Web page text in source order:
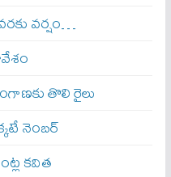
వర్షం…
తొలి రైలు
నెంబ‌ర్‌
కవిత